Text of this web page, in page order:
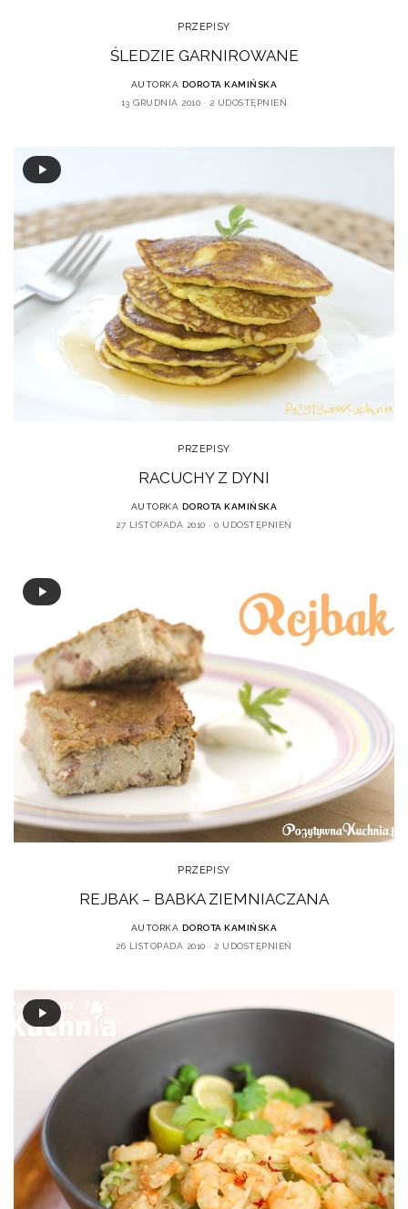
PRZEPISY
ŚLEDZIE GARNIROWANE
AUTORKA DOROTA KAMIŃSKA
13 GRUDNIA 2010
2 UDOSTĘPNIEŃ
PRZEPISY
RACUCHY Z DYNI
AUTORKA DOROTA KAMIŃSKA
27 LISTOPADA 2010
0 UDOSTĘPNIEŃ
PRZEPISY
REJBAK – BABKA ZIEMNIACZANA
AUTORKA DOROTA KAMIŃSKA
26 LISTOPADA 2010
2 UDOSTĘPNIEŃ